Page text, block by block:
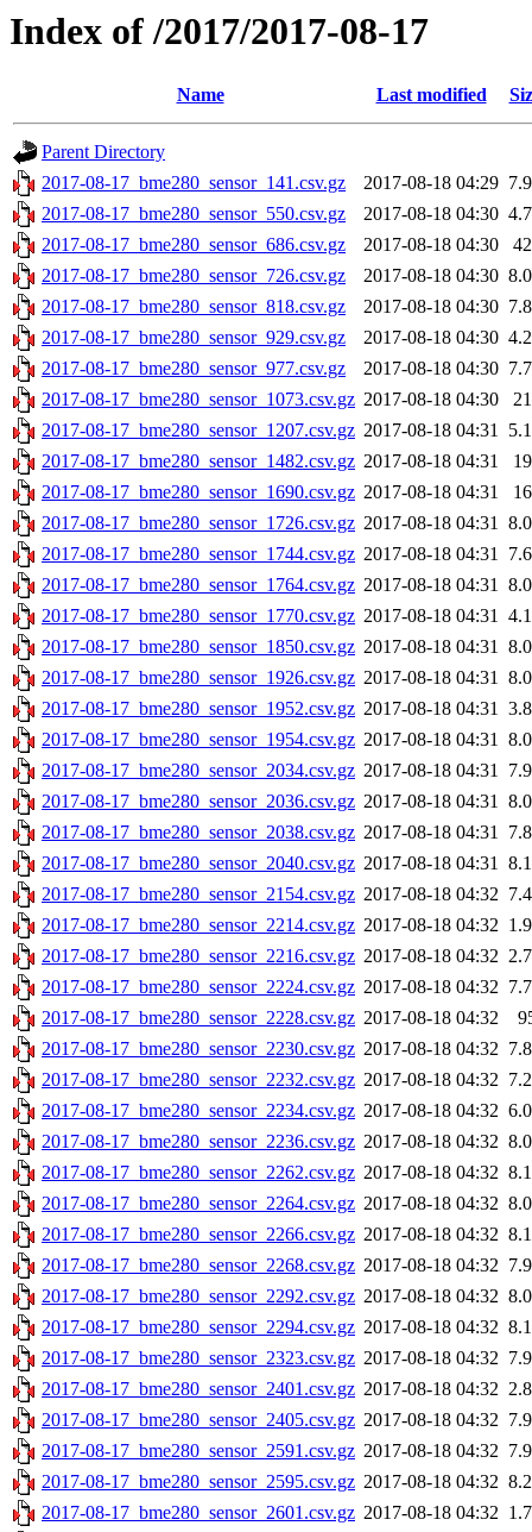
Index of /2017/2017-08-17
Name Last modified
Parent Directory
2017-08-17_bme280_sensor_141.csv.gz
2017-08-18 04:29
2017-08-17_bme280_sensor_550.csv.gz
2017-08-18 04:30
2017-08-17_bme280_sensor_686.csv.gz
2017-08-18 04:30
2017-08-17_bme280_sensor_726.csv.gz
2017-08-18 04:30
2017-08-17_bme280_sensor_818.csv.gz
2017-08-18 04:30
2017-08-17_bme280_sensor_929.csv.gz
2017-08-18 04:30
2017-08-17_bme280_sensor_977.csv.gz
2017-08-18 04:30
2017-08-17_bme280_sensor_1073.csv.gz 2017-08-18 04:30
2017-08-17_bme280_sensor_1207.csv.gz 2017-08-18 04:31
2017-08-17_bme280_sensor_1482.csv.gz 2017-08-18 04:31
2017-08-17_bme280_sensor_1690.csv.gz 2017-08-18 04:31
2017-08-17_bme280_sensor_1726.csv.gz 2017-08-18 04:31
2017-08-17_bme280_sensor_1744.csv.gz 2017-08-18 04:31
2017-08-17_bme280_sensor_1764.csv.gz 2017-08-18 04:31
2017-08-17_bme280_sensor_1770.csv.gz 2017-08-18 04:31
2017-08-17_bme280_sensor_1850.csv.gz 2017-08-18 04:31
2017-08-17_bme280_sensor_1926.csv.gz 2017-08-18 04:31
2017-08-17_bme280_sensor_1952.csv.gz 2017-08-18 04:31
2017-08-17_bme280_sensor_1954.csv.gz 2017-08-18 04:31
2017-08-17_bme280_sensor_2034.csv.gz 2017-08-18 04:31
2017-08-17_bme280_sensor_2036.csv.gz 2017-08-18 04:31
2017-08-17_bme280_sensor_2038.csv.gz 2017-08-18 04:31
2017-08-17_bme280_sensor_2040.csv.gz 2017-08-18 04:31
2017-08-17_bme280_sensor_2154.csv.gz 2017-08-18 04:32
2017-08-17_bme280_sensor_2214.csv.gz 2017-08-18 04:32
2017-08-17_bme280_sensor_2216.csv.gz 2017-08-18 04:32
2017-08-17_bme280_sensor_2224.csv.gz 2017-08-18 04:32
2017-08-17_bme280_sensor_2228.csv.gz 2017-08-18 04:32
2017-08-17_bme280_sensor_2230.csv.gz 2017-08-18 04:32
2017-08-17_bme280_sensor_2232.csv.gz 2017-08-18 04:32
2017-08-17_bme280_sensor_2234.csv.gz 2017-08-18 04:32
2017-08-17_bme280_sensor_2236.csv.gz 2017-08-18 04:32
2017-08-17_bme280_sensor_2262.csv.gz 2017-08-18 04:32
2017-08-17_bme280_sensor_2264.csv.gz 2017-08-18 04:32
2017-08-17_bme280_sensor_2266.csv.gz 2017-08-18 04:32
2017-08-17_bme280_sensor_2268.csv.gz 2017-08-18 04:32
2017-08-17_bme280_sensor_2292.csv.gz 2017-08-18 04:32
2017-08-17_bme280_sensor_2294.csv.gz 2017-08-18 04:32
2017-08-17_bme280_sensor_2323.csv.gz 2017-08-18 04:32
2017-08-17_bme280_sensor_2401.csv.gz 2017-08-18 04:32
2017-08-17_bme280_sensor_2405.csv.gz 2017-08-18 04:32
2017-08-17_bme280_sensor_2591.csv.gz 2017-08-18 04:32
2017-08-17_bme280_sensor_2595.csv.gz 2017-08-18 04:32
2017-08-17_bme280_sensor_2601.csv.gz 2017-08-18 04:32